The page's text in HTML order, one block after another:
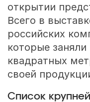
открытии
Всего в
российских
которые
квадратных
своей
Список